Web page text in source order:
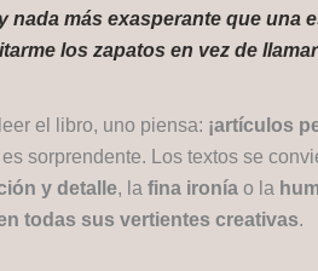
nada más exasperante que una
los zapatos en vez de
el libro, uno piensa: ¡artículos
es sorprendente. Los textos se
y detalle, la fina ironía o la
todas sus vertientes creativas.